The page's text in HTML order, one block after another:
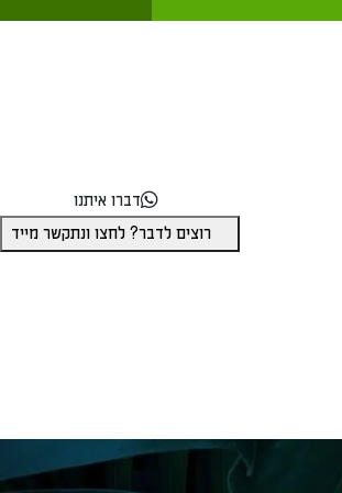
דברו איתנו
רוצים לדבר? לחצו ונתקשר מייד